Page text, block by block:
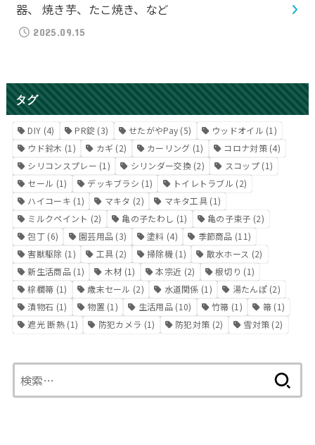
器、 焼き芋、たこ焼き、など
2025.09.15
タグ
DIY (4) PR錠 (3) せたがやPay (5) ウッドオイル (1)
ウド鈴木 (1) カギ (2) カーリング (1) コロナ対策(4)
シリコンスプレー (1) シリンダー交換(2) スコップ(1)
セール (1) デッキブラシ (1) トイレトラブル (2)
ハイコーキ (1) マキタ (2) マキタ工具 (1)
ミルクペイント (2) 亀の子たわし (1) 亀の子束子 (2)
包丁 (6) 園芸用品 (3) 塗料 (4) 季節商品 (11)
害獣駆除 (1) 工具 (2) 掃除機(1) 散水ホース (2)
新生活商品(1) 木材(1) 本宗近 (2) 根切り (1)
棕櫚箒 (1) 歳末セール (2) 水道関係 (1) 湯たんぽ(2)
漬物石 (1) 物置 (1) 生活用品(10) 竹箒 (1) 箒(1)
遮光 断熱(1) 防犯カメラ (1) 防犯対策 (2) 雪対策 (2)
索: